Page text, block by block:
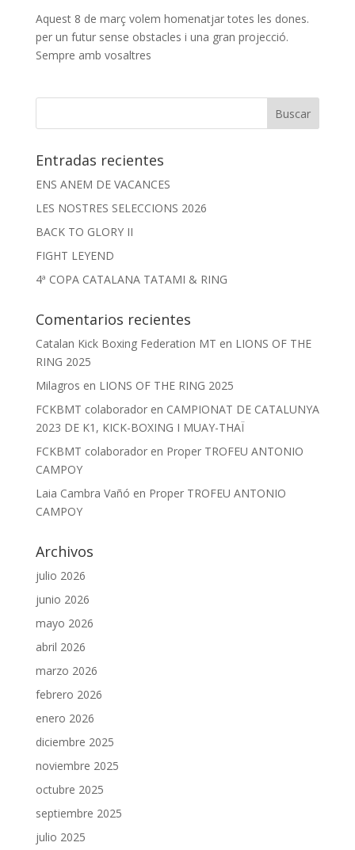
Aquest 8 de març volem homenatjar totes les dones.
per un futur sense obstacles i una gran projecció.
Sempre amb vosaltres
Entradas recientes
ENS ANEM DE VACANCES
LES NOSTRES SELECCIONS 2026
BACK TO GLORY II
FIGHT LEYEND
4ª COPA CATALANA TATAMI & RING
Comentarios recientes
Catalan Kick Boxing Federation MT en LIONS OF THE
RING 2025
Milagros en LIONS OF THE RING 2025
FCKBMT colaboradoren CAMPIONAT DE CATALUNYA
2023 DE K1, KICK-BOXING I MUAY-THAÏ
FCKBMT colaboradoren Proper TROFEU ANTONIO
CAMPOY
Laia Cambra Vañó en Proper TROFEU ANTONIO
CAMPOY
Archivos
julio 2026
junio 2026
mayo 2026
abril 2026
marzo 2026
febrero 2026
enero 2026
diciembre 2025
noviembre 2025
octubre 2025
septiembre 2025
julio 2025